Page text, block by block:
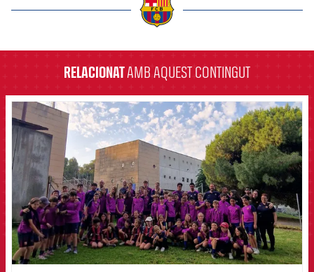
RELACIONATAMB AQUEST CONTINGUT
FCB Barcelona badge